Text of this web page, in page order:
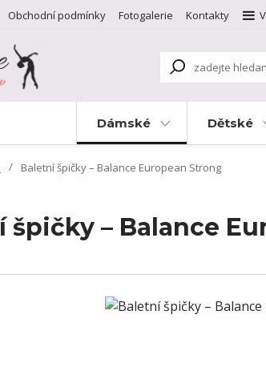
Obchodní podmínky Fotogalerie Kontakty
Dámské Dětské
Baletní špičky – Balance European Strong
špičky – Balance